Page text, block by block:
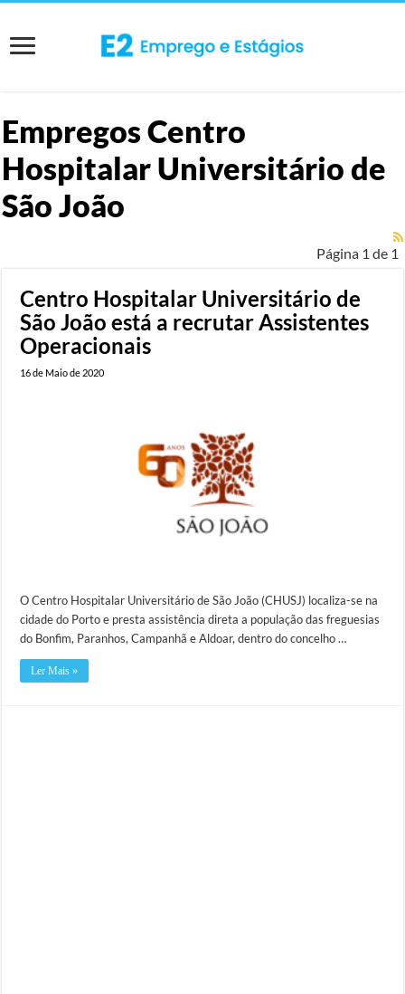
EmpregosCentro
Hospitalar Universitário de
São João
Página 1 de 1
Centro Hospitalar Universitário de
São João está a recrutar Assistentes
Operacionais
16 de Maio de 2020
O Centro Hospitalar Universitário de São João (CHUSJ) localiza-se na
cidade do Porto e presta assistência direta a população das freguesias
do Bonfim, Paranhos, Campanhã e Aldoar, dentro do concelho …
Ler Mais »